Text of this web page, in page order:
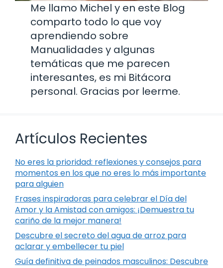
Me llamo Michel y en este Blog
comparto todo lo que voy
aprendiendo sobre
Manualidades y algunas
temáticas que me parecen
interesantes, es mi Bitácora
personal. Gracias por leerme.
Artículos Recientes
No eres la prioridad: reflexiones y consejos para
momentos en los que no eres lo más importante
para alguien
Frases inspiradoras para celebrar el Día del
Amor y la Amistad con amigos: ¡Demuestra tu
cariño de la mejor manera!
Descubre el secreto del agua de arroz para
aclarar y embellecer tu piel
Guía definitiva de peinados masculinos: Descubre